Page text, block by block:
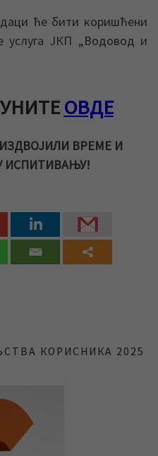
ће бити коришћени
услуга ЈКП „Водовод и
ОВДЕ
ВРЕМЕ И
ИСПИТИВАЊУ!
КОРИСНИКА 2025